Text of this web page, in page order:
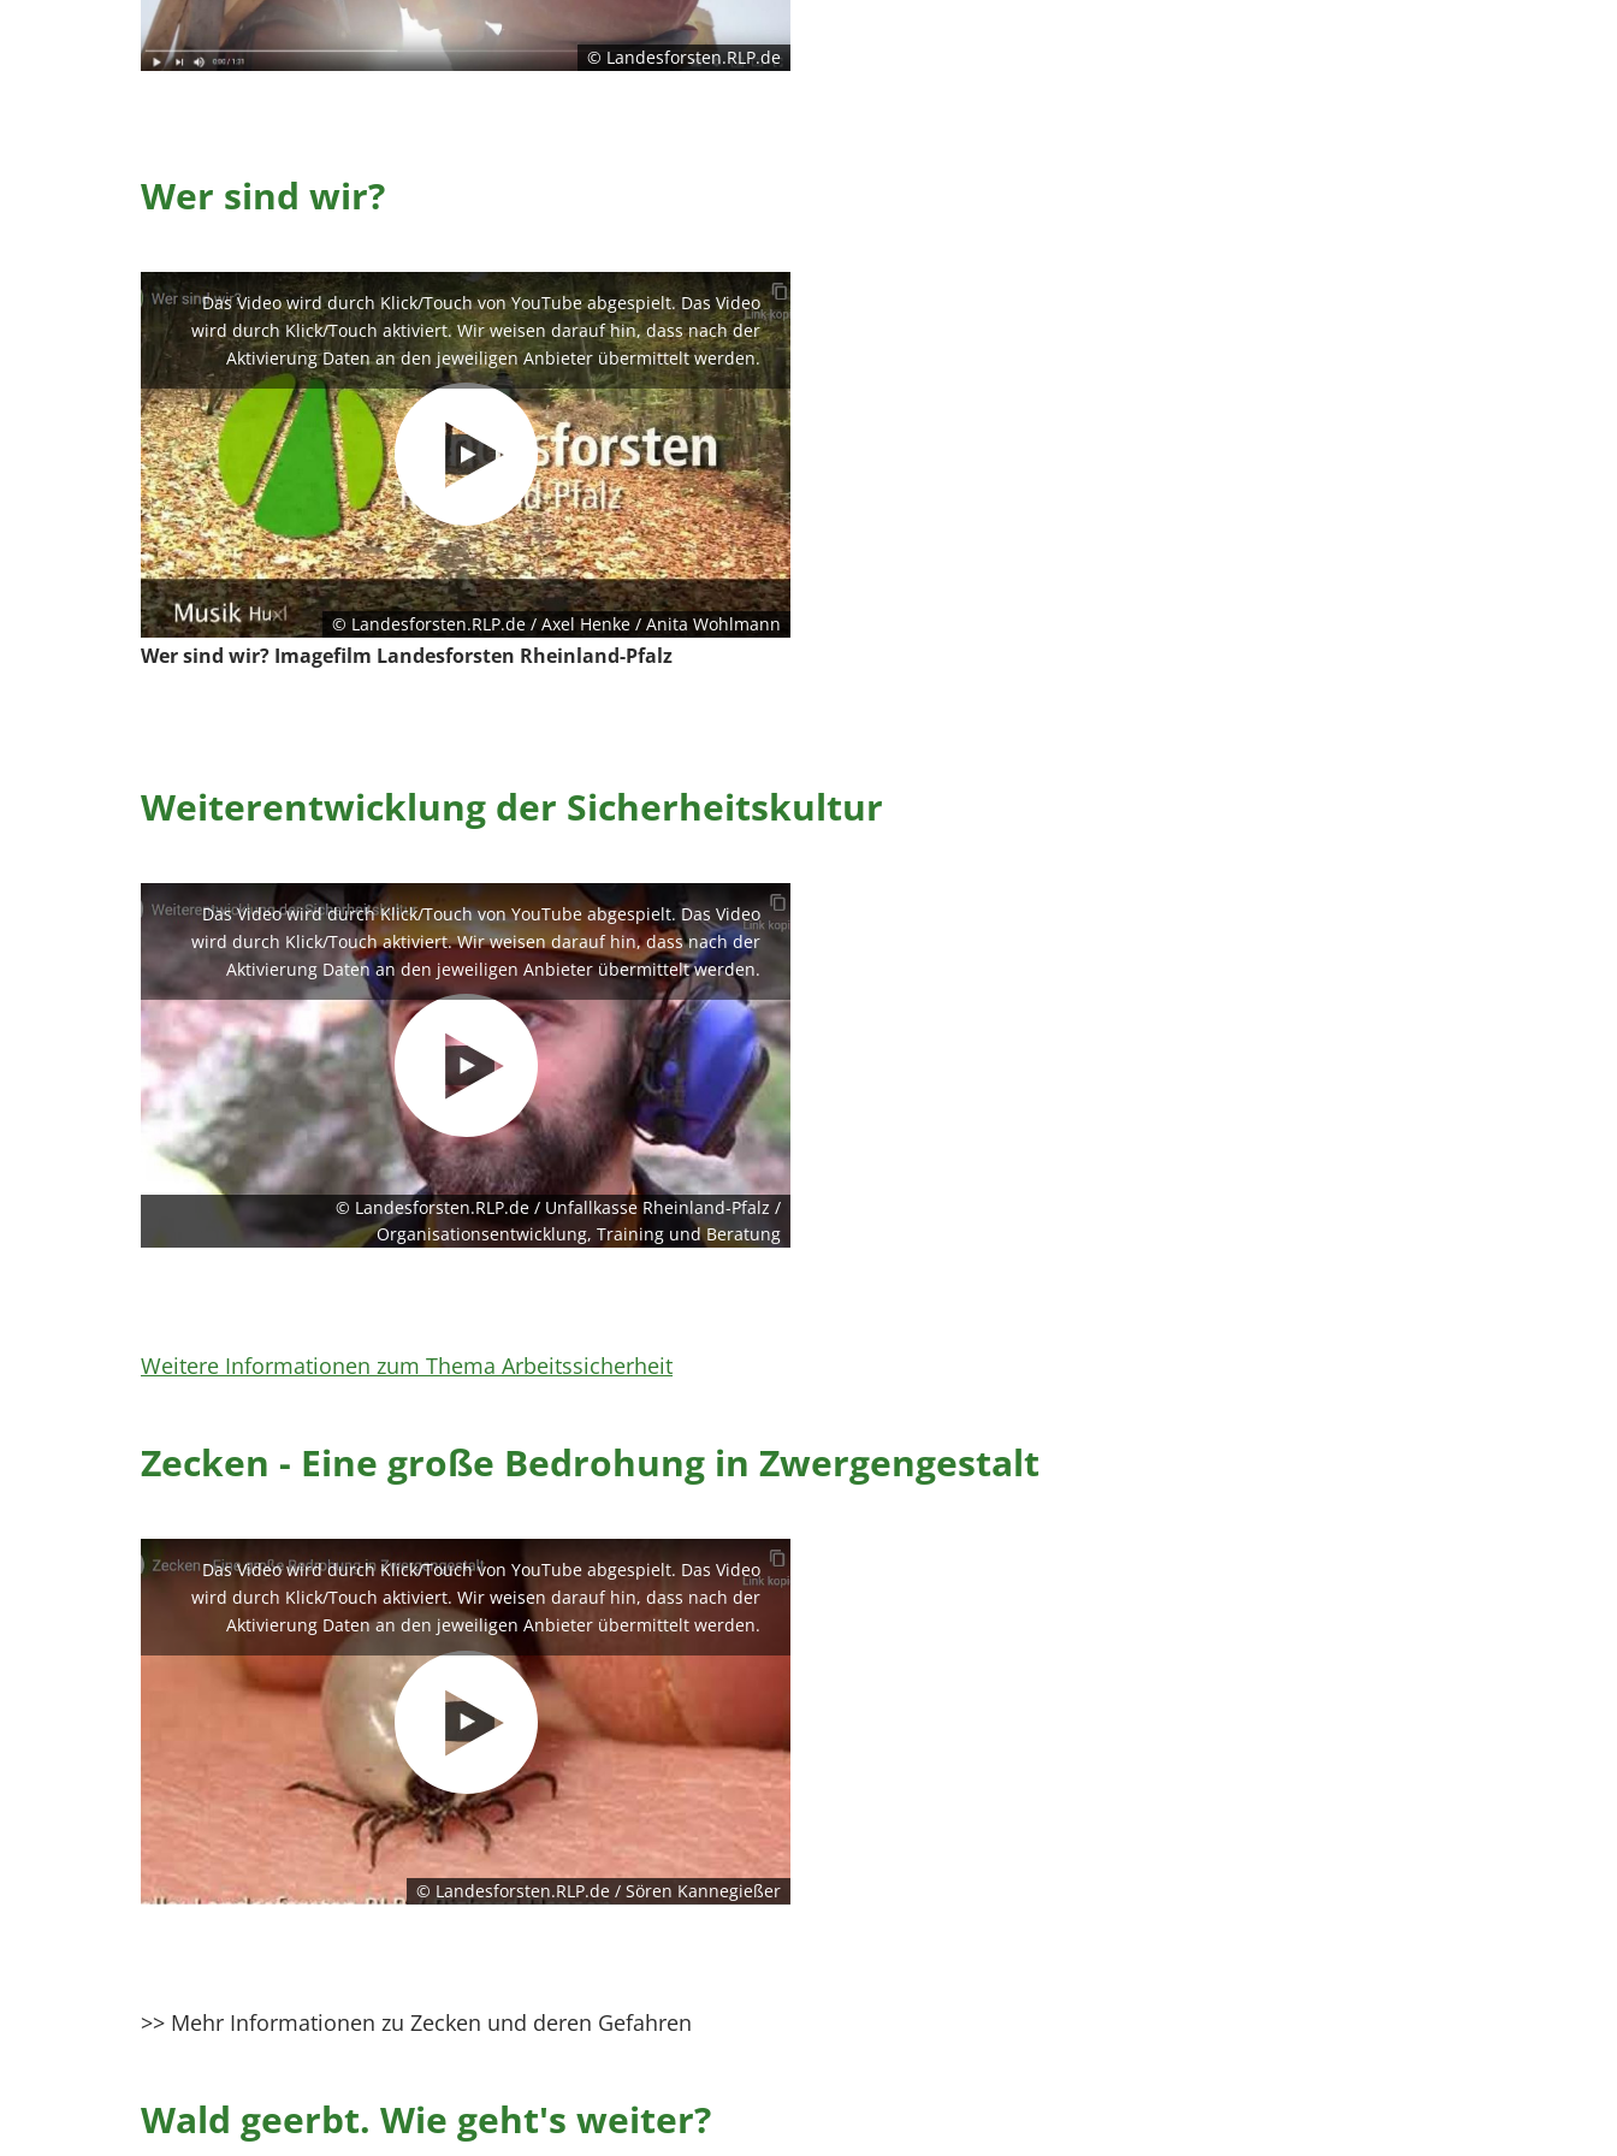
© Landesforsten.RLP.de
Wer sind wir?
Das Video wird durch Klick/Touch von YouTube abgespielt. Das Video
wird durch Klick/Touch aktiviert. Wir weisen darauf hin, dass nach der
Aktivierung Daten an den jeweiligen Anbieter übermittelt werden.
© Landesforsten.RLP.de / Axel Henke / Anita Wohlmann
Wer sind wir? Imagefilm Landesforsten Rheinland-Pfalz
Weiterentwicklung der Sicherheitskultur
Das Video wird durch Klick/Touch von YouTube abgespielt. Das Video
wird durch Klick/Touch aktiviert. Wir weisen darauf hin, dass nach der
Aktivierung Daten an den jeweiligen Anbieter übermittelt werden.
© Landesforsten.RLP.de / Unfallkasse Rheinland-Pfalz /
Organisationsentwicklung, Training und Beratung
Weitere Informationen zum Thema Arbeitssicherheit
Zecken - Eine große Bedrohung in Zwergengestalt
Das Video wird durch Klick/Touch von YouTube abgespielt. Das Video
wird durch Klick/Touch aktiviert. Wir weisen darauf hin, dass nach der
Aktivierung Daten an den jeweiligen Anbieter übermittelt werden.
© Landesforsten.RLP.de / Sören Kannegießer
>> Mehr Informationen zu Zecken und deren Gefahren
Wald geerbt. Wie geht's weiter?
EXTERNE MEDIEN
Um Inhalte von Videoplattformen und Social Media
YouTube